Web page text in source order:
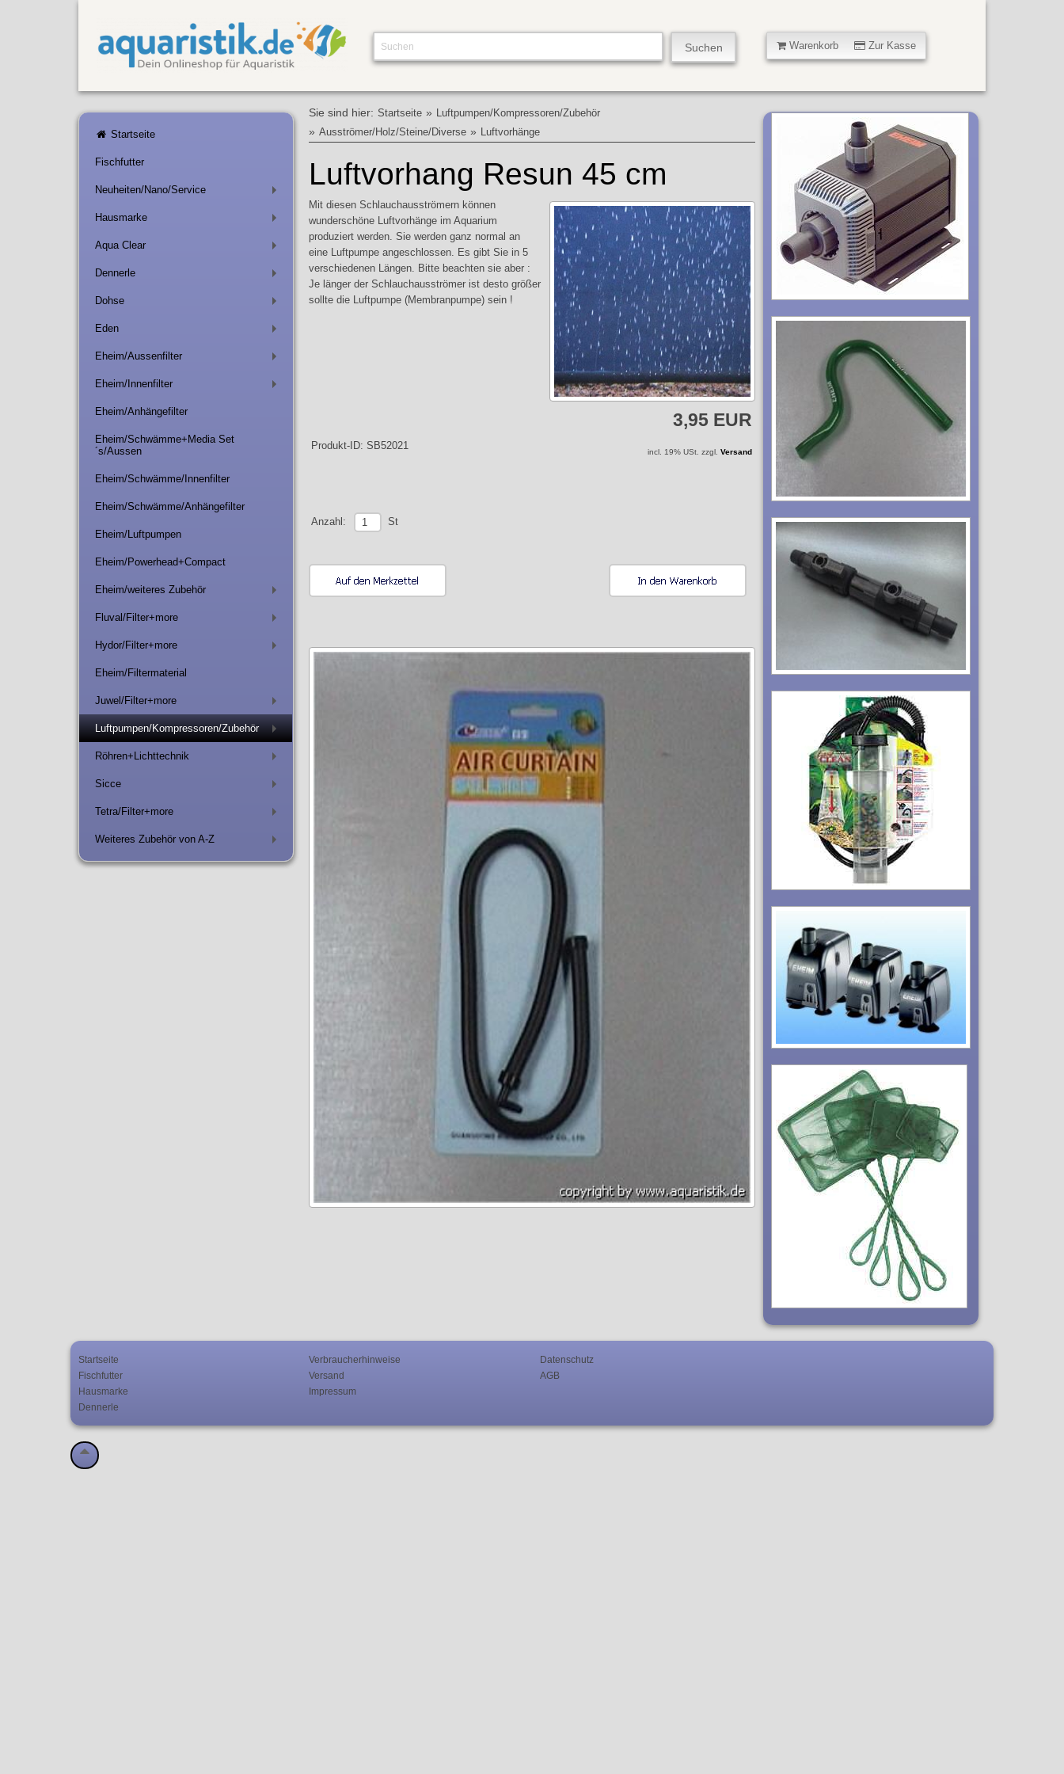
Warenkorb Zur Kasse
Startseite
Fischfutter
Neuheiten/Nano/Service
Hausmarke
Aqua Clear
Dennerle
Dohse
Eden
Eheim/Aussenfilter
Eheim/Innenfilter
Eheim/Anhängefilter
Eheim/Schwämme+Media Set
´s/Aussen
Eheim/Schwämme/Innenfilter
Eheim/Schwämme/Anhängefilter
Eheim/Luftpumpen
Eheim/Powerhead+Compact
Eheim/weiteres Zubehör
Fluval/Filter+more
Hydor/Filter+more
Eheim/Filtermaterial
Juwel/Filter+more
Luftpumpen/Kompressoren/Zubehör
Röhren+Lichttechnik
Sicce
Tetra/Filter+more
Weiteres Zubehör von A-Z
Sie sind hier: Startseite » Luftpumpen/Kompressoren/Zubehör
» Ausströmer/Holz/Steine/Diverse » Luftvorhänge
Luftvorhang Resun 45 cm
Mit diesen Schlauchausströmern können
wunderschöne Luftvorhänge im Aquarium
produziert werden. Sie werden ganz normal an
eine Luftpumpe angeschlossen. Es gibt Sie in 5
verschiedenen Längen. Bitte beachten sie aber :
Je länger der Schlauchausströmer ist desto größer
sollte die Luftpumpe (Membranpumpe) sein !
3,95 EUR
Produkt-ID: SB52021
incl. 19% USt. zzgl.Versand
Anzahl: St
Startseite
Fischfutter
Hausmarke
Dennerle
Verbraucherhinweise
Versand
Impressum
Datenschutz
AGB